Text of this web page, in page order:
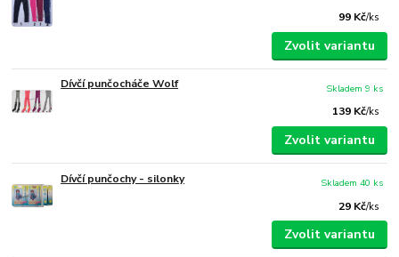
99 Kč/ks
Zvolit variantu
Dívčí punčocháče Wolf
139 Kč/ks
Skladem 9 ks
Zvolit variantu
Dívčí punčochy - silonky
29 Kč/ks
Skladem 40 ks
Zvolit variantu